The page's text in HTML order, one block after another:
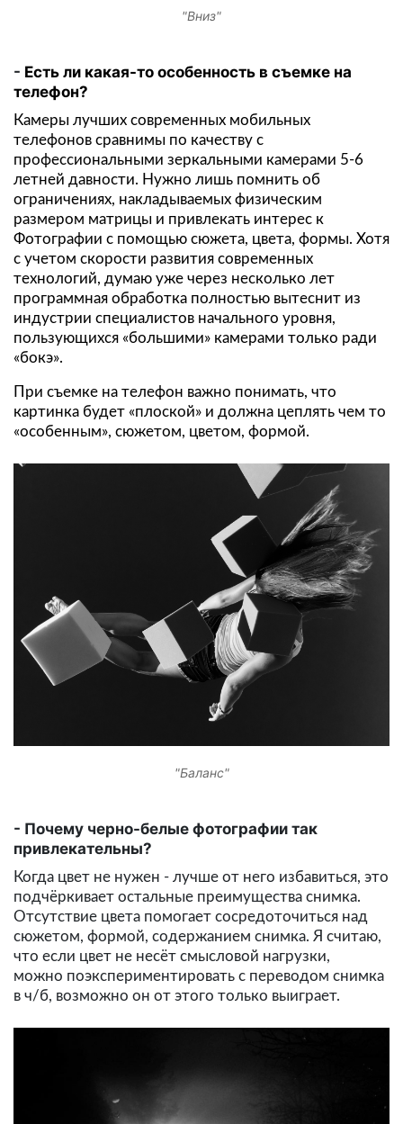
"Вниз"
Есть ли какая-то особенность в съемке на
телефон?
Камеры лучших современных мобильных
телефонов сравнимы по качеству с
профессиональными зеркальными камерами 5-6
летней давности. Нужно лишь помнить об
ограничениях, накладываемых физическим
размером матрицы и привлекать интерес к
Фотографии с помощью сюжета, цвета, формы. Хотя
с учетом скорости развития современных
технологий, думаю уже через несколько лет
программная обработка полностью вытеснит из
индустрии специалистов начального уровня,
пользующихся «большими» камерами только ради
«бокэ».
При съемке на телефон важно понимать, что
картинка будет «плоской» и должна цеплять чем то
«особенным», сюжетом, цветом, формой.
"Баланс"
Почему черно-белые фотографии так
привлекательны?
Когда цвет не нужен - лучше от него избавиться, это
подчёркивает остальные преимущества снимка.
Отсутствие цвета помогает сосредоточиться над
сюжетом, формой, содержанием снимка. Я считаю,
что если цвет не несёт смысловой нагрузки,
можно поэкспериментировать с переводом снимка
в ч/б, возможно он от этого только выиграет.